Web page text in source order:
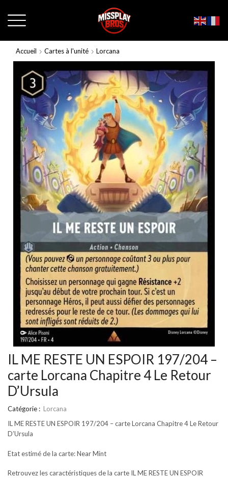
Accueil Cartes à l'unité Lorcana
IL ME RESTE UN ESPOIR 197/204 –
carte Lorcana Chapitre 4 Le Retour
D’Ursula
Catégorie : Lorcana
IL ME RESTE UN ESPOIR 197/204 – carte Lorcana Chapitre 4 Le Retour
D’Ursula
Etat estimé de la carte: Near Mint
Retrouvez les caractéristiques de la carte IL ME RESTE UN ESPOIR